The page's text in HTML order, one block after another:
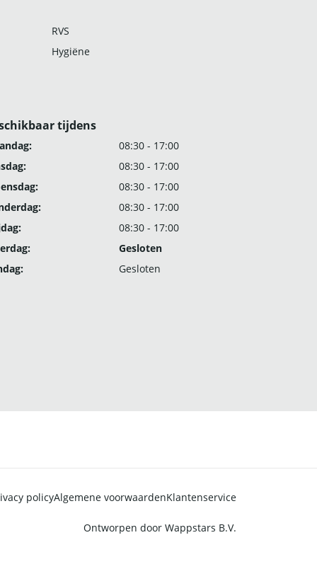
RVS
Hygiëne
tijdens
08:30 - 17:00
08:30 - 17:00
08:30 - 17:00
08:30 - 17:00
08:30 - 17:00
Gesloten
Gesloten
policyAlgemene voorwaardenKlantenservice
Ontworpen door Wappstars B.V.